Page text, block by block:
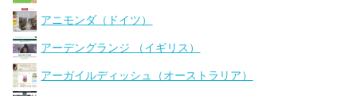
アニモンダ（ドイツ）
アーデングランジ （イギリス）
アーガイルディッシュ（オーストラリア）